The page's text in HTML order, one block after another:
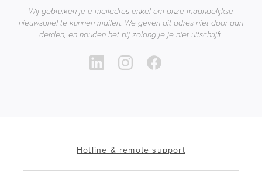
Wij gebruiken je e-mailadres enkel om onze maandelijkse
nieuwsbrief te kunnen mailen. We geven dit adres niet door aan
derden, en houden het bij zolang je je niet uitschrijft.
Hotline & remote support